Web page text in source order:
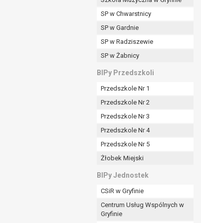
SP w Chwarstnicy
SP w Gardnie
SP w Radziszewie
SP w Żabnicy
BIPy Przedszkoli
Przedszkole Nr 1
Przedszkole Nr 2
Przedszkole Nr 3
Przedszkole Nr 4
Przedszkole Nr 5
Żłobek Miejski
BIPy Jednostek
CSiR w Gryfinie
Centrum Usług Wspólnych w
Gryfinie
i nie ma innej podstawy prawnej
prawidłowość tych danych,
lub dochodzenia roszczeń,
podstawy po stronie administratora są
przez tą osobę,
prawną jest: